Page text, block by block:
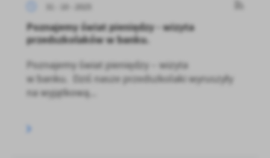
31 - 10 - 2025
Poznajemy świat pieniędzy - wizyta
przedszkolaków w banku.
Poznajemy świat pieniędzy – wizyta
w banku. Dziś nasze przedszkolaki wyruszyły
na wyjątkową...